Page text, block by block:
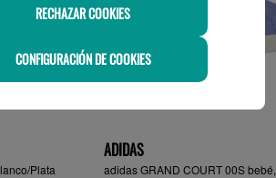
Plata
ADIDAS
adidas GRAND COURT 00S bebé,
RECHAZAR COOKIES
CONFIGURACIÓN DE COOKIES